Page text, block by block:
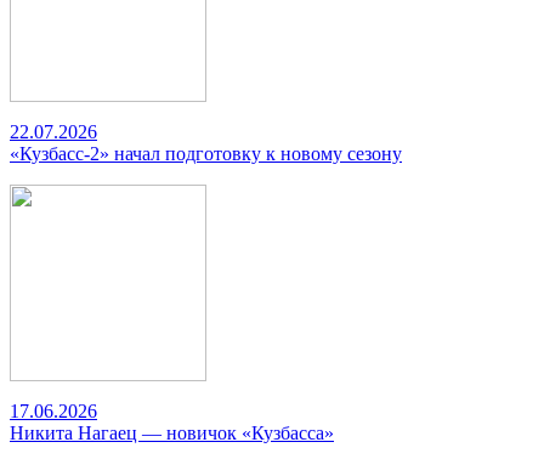
22.07.2026
«Кузбасс-2» начал подготовку к новому сезону
17.06.2026
Никита Нагаец — новичок «Кузбасса»